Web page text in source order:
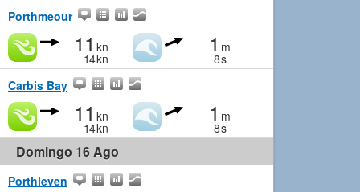
Porthmeour
11 kn
14kn
1 m
8s
Carbis Bay
11 kn
14kn
1 m
8s
Domingo 16 Ago
Porthleven